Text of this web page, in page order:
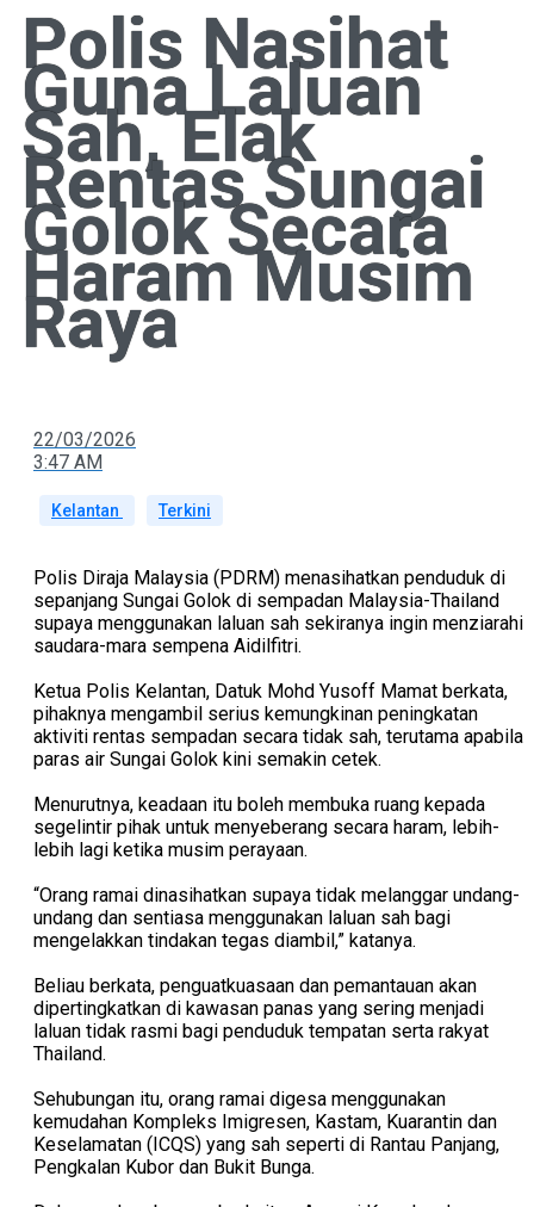
Polis Nasihat
Guna Laluan
Sah, Elak
Rentas Sungai
Golok Secara
Haram Musim
Raya
22/03/2026
3:47 AM
Kelantan Terkini
Polis Diraja Malaysia (PDRM) menasihatkan penduduk di
sepanjang Sungai Golok di sempadan Malaysia-Thailand
supaya menggunakan laluan sah sekiranya ingin menziarahi
saudara-mara sempena Aidilfitri.
Ketua Polis Kelantan, Datuk Mohd Yusoff Mamat berkata,
pihaknya mengambil serius kemungkinan peningkatan
aktiviti rentas sempadan secara tidak sah, terutama apabila
paras air Sungai Golok kini semakin cetek.
Menurutnya, keadaan itu boleh membuka ruang kepada
segelintir pihak untuk menyeberang secara haram, lebih-
lebih lagi ketika musim perayaan.
“Orang ramai dinasihatkan supaya tidak melanggar undang-
undang dan sentiasa menggunakan laluan sah bagi
mengelakkan tindakan tegas diambil,” katanya.
Beliau berkata, penguatkuasaan dan pemantauan akan
dipertingkatkan di kawasan panas yang sering menjadi
laluan tidak rasmi bagi penduduk tempatan serta rakyat
Thailand.
Sehubungan itu, orang ramai digesa menggunakan
kemudahan Kompleks Imigresen, Kastam, Kuarantin dan
Keselamatan (ICQS) yang sah seperti di Rantau Panjang,
Pengkalan Kubor dan Bukit Bunga.